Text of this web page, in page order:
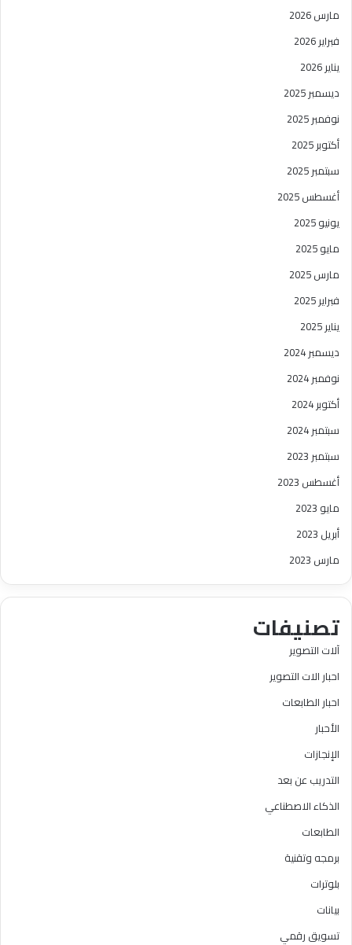
مارس 2026
فبراير 2026
يناير 2026
ديسمبر 2025
نوفمبر 2025
أكتوبر 2025
سبتمبر 2025
أغسطس 2025
يونيو 2025
مايو 2025
مارس 2025
فبراير 2025
يناير 2025
ديسمبر 2024
نوفمبر 2024
أكتوبر 2024
سبتمبر 2024
سبتمبر 2023
أغسطس 2023
مايو 2023
أبريل 2023
مارس 2023
تصنيفات
آلات التصوير
احبار الات التصوير
احبار الطابعات
الأحبار
الإنجازات
التدريب عن بعد
الذكاء الاصطناعي
الطابعات
برمجه وتقنية
بلوترات
بيانات
تسويق رقمي